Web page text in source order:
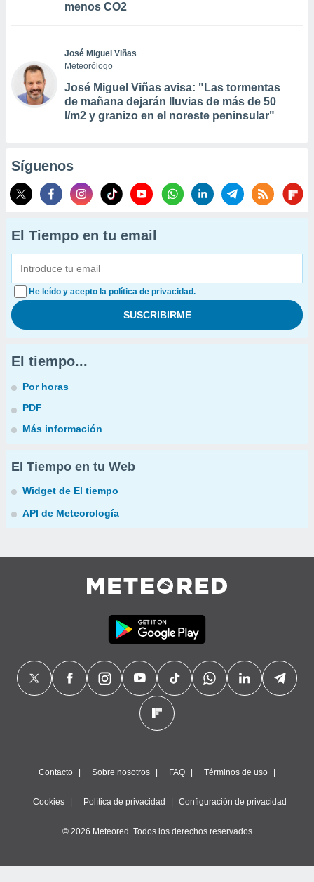
menos CO2
José Miguel Viñas
Meteorólogo
José Miguel Viñas avisa: "Las tormentas
de mañana dejarán lluvias de más de 50
l/m2 y granizo en el noreste peninsular"
Síguenos
El Tiempo en tu email
He leído y acepto la política de privacidad.
El tiempo...
Por horas
PDF
Más información
El Tiempo en tu Web
Widget de El tiempo
API de Meteorología
Contacto Sobre nosotros FAQ Términos de uso
Cookies Política de privacidad Configuración de privacidad
© 2026 Meteored. Todos los derechos reservados